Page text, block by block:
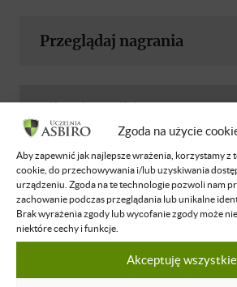
Zgoda na użycie
Aby zapewnić jak najlepsze wrażenia, korzystamy
cookie, do przechowywania i/lub uzyskiwania
urządzeniu. Zgoda na te technologie pozwoli nam
zachowanie podczas przeglądania lub unikalne
Brak wyrażenia zgody lub wycofanie zgody może
niektóre cechy i funkcje.
Akceptuję wszystkie
Przeglądaj nagrania
Żadne nagranie nie spełnia